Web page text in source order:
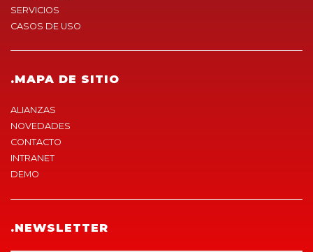
SERVICIOS
CASOS DE USO
.MAPA DE SITIO
ALIANZAS
NOVEDADES
CONTACTO
INTRANET
DEMO
.NEWSLETTER